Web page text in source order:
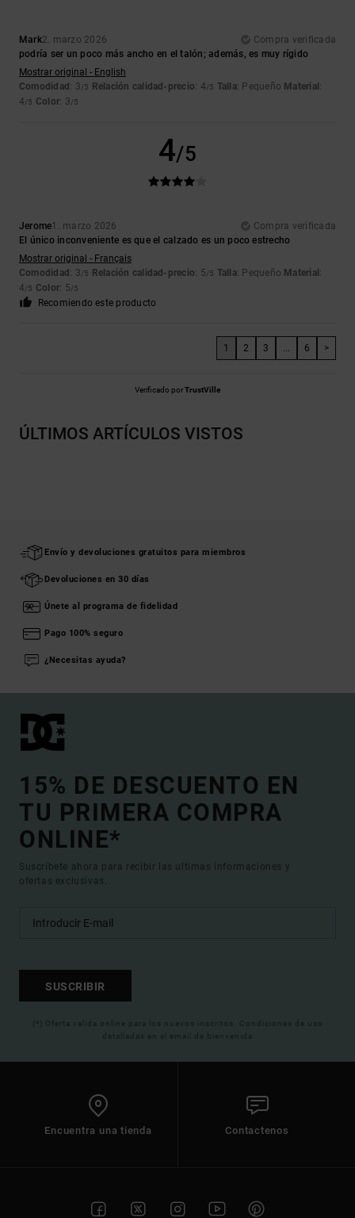
Mark2. marzo 2026
Compra verificada
podría ser un poco más ancho en el talón; además, es muy rígido
Mostrar original - English
Comodidad : 3/5 Relación calidad-precio: 4/5 Talla: Pequeño Material :
4/5 Color: 3/5
4/5
Jerome1. marzo 2026
Compra verificada
El único inconveniente es que el calzado es un poco estrecho
Mostrar original - Français
Comodidad : 3/5 Relación calidad-precio: 5/5 Talla: Pequeño Material :
4/5 Color: 5/5
Recomiendo este producto
1 2 3 ... 6 >
Verificado porTrustVille
ÚLTIMOS ARTÍCULOS VISTOS
Envío y devoluciones gratuitos para miembros
Devoluciones en 30 días
Únete al programa de fidelidad
Pago 100% seguro
¿Necesitas ayuda?
15% DE DESCUENTO EN
TU PRIMERA COMPRA
ONLINE*
Suscríbete ahora para recibir las ultimas informaciones y
ofertas exclusivas.
SUSCRIBIR
(*) Oferta valida online para los nuevos inscritos. Condiciones de uso
detalladas en el email de bienvenida
Encuentra una tienda Contactenos